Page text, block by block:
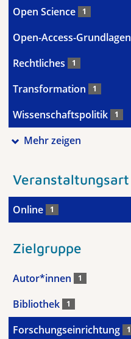
Open Science 1
Open-Access-Grundlagen
Rechtliches 1
Transformation 1
Wissenschaftspolitik 1
Mehr zeigen
Veranstaltungsart
Online 1
Zielgruppe
Autor*innen 1
Bibliothek 1
Forschungseinrichtung 1